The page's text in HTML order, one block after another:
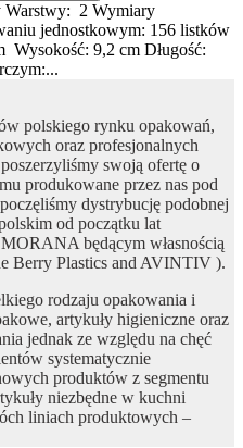
Warstwy: 2 Wymiary
jednostkowym: 156 listków
Wysokość: 9,2 cm Długość:
polskiego rynku opakowań,
oraz profesjonalnych
swoją ofertę o
produkowane przez nas pod
dystrybucję podobnej
od początku lat
będącym własnością
Berry Plastics and AVINTIV ).
rodzaju opakowania i
artykuły higieniczne oraz
jednak ze względu na chęć
systematycznie
produktów z segmentu
niezbędne w kuchni
liniach produktowych –